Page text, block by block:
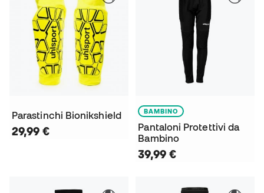
Parastinchi Bionikshield
29,99 €
BAMBINO
Pantaloni Protettivi da
Bambino
39,99 €